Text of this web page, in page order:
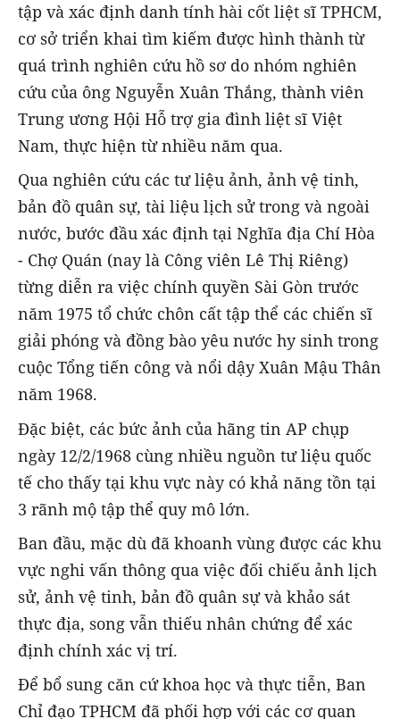
tập và xác định danh tính hài cốt liệt sĩ TPHCM,
cơ sở triển khai tìm kiếm được hình thành từ
quá trình nghiên cứu hồ sơ do nhóm nghiên
cứu của ông Nguyễn Xuân Thắng, thành viên
Trung ương Hội Hỗ trợ gia đình liệt sĩ Việt
Nam, thực hiện từ nhiều năm qua.
Qua nghiên cứu các tư liệu ảnh, ảnh vệ tinh,
bản đồ quân sự, tài liệu lịch sử trong và ngoài
nước, bước đầu xác định tại Nghĩa địa Chí Hòa
- Chợ Quán (nay là Công viên Lê Thị Riêng)
từng diễn ra việc chính quyền Sài Gòn trước
năm 1975 tổ chức chôn cất tập thể các chiến sĩ
giải phóng và đồng bào yêu nước hy sinh trong
cuộc Tổng tiến công và nổi dậy Xuân Mậu Thân
năm 1968.
Đặc biệt, các bức ảnh của hãng tin AP chụp
ngày 12/2/1968 cùng nhiều nguồn tư liệu quốc
tế cho thấy tại khu vực này có khả năng tồn tại
3 rãnh mộ tập thể quy mô lớn.
Ban đầu, mặc dù đã khoanh vùng được các khu
vực nghi vấn thông qua việc đối chiếu ảnh lịch
sử, ảnh vệ tinh, bản đồ quân sự và khảo sát
thực địa, song vẫn thiếu nhân chứng để xác
định chính xác vị trí.
Để bổ sung căn cứ khoa học và thực tiễn, Ban
Chỉ đạo TPHCM đã phối hợp với các cơ quan